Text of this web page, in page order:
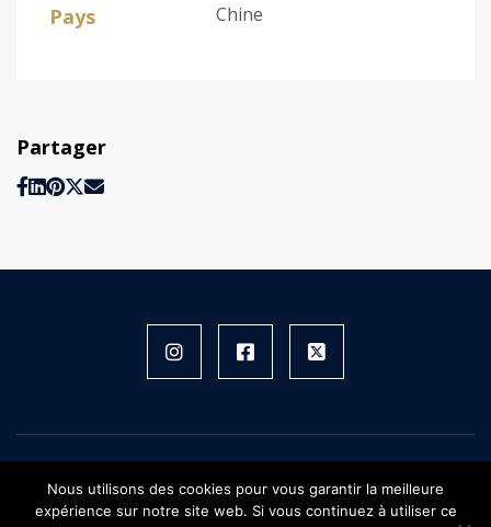
Pays Chine
Partager
Instagram
Facebook
X
Plan du site
Mentions légales
Nous utilisons des cookies pour vous garantir la meilleure
expérience sur notre site web. Si vous continuez à utiliser ce